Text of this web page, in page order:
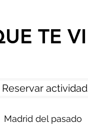
TE VI
Reservar actividad
Madrid del pasado